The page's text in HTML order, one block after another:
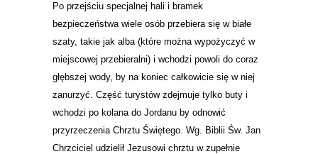
Po przejściu specjalnej hali i bramek
bezpieczeństwa wiele osób przebiera się w białe
szaty, takie jak alba (które można wypożyczyć w
miejscowej przebieralni) i wchodzi powoli do coraz
głębszej wody, by na koniec całkowicie się w niej
zanurzyć. Część turystów zdejmuje tylko buty i
wchodzi po kolana do Jordanu by odnowić
przyrzeczenia Chrztu Świętego. Wg. Biblii Św. Jan
Chrzciciel udzielił Jezusowi chrztu w zupełnie